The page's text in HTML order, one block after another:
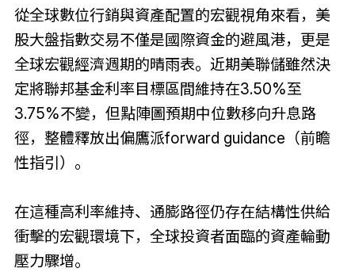
從全球數位行銷與資產配置的宏觀視角來看，美
股大盤指數交易不僅是國際資金的避風港，更是
全球宏觀經濟週期的晴雨表。近期美聯儲雖然決
定將聯邦基金利率目標區間維持在3.50%至
3.75%不變，但點陣圖預期中位數移向升息路
徑，整體釋放出偏鷹派forward guidance（前瞻
性指引）。
在這種高利率維持、通膨路徑仍存在結構性供給
衝擊的宏觀環境下，全球投資者面臨的資產輪動
壓力驟增。